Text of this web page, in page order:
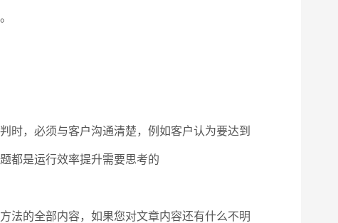
时，必须与客户沟通清楚，例如客户认为要达到
都是运行效率提升需要思考的
法的全部内容，如果您对文章内容还有什么不明